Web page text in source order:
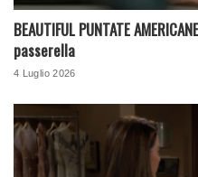
BEAUTIFUL PUNTATE
passerella
4 Luglio 2026